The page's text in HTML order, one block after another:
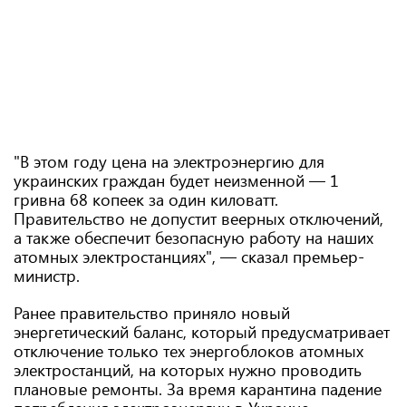
"В этом году цена на электроэнергию для
украинских граждан будет неизменной — 1
гривна 68 копеек за один киловатт.
Правительство не допустит веерных отключений,
а также обеспечит безопасную работу на наших
атомных электростанциях", — сказал премьер-
министр.
Ранее правительство приняло новый
энергетический баланс, который предусматривает
отключение только тех энергоблоков атомных
электростанций, на которых нужно проводить
плановые ремонты. За время карантина падение